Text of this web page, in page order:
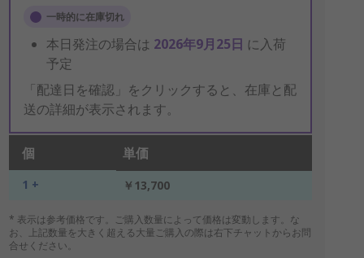
一時的に在庫切れ
本日発注の場合は 2026年9月25日 に入荷
予定
「配達日を確認」をクリックすると、在庫と配
送の詳細が表示されます。
個 単価
1 + ￥13,700
* 表示は参考価格です。ご購入数量によって価格は変動します。な
お、上記数量を大きく超える大量ご購入の際は右下チャットからお問
合せください。